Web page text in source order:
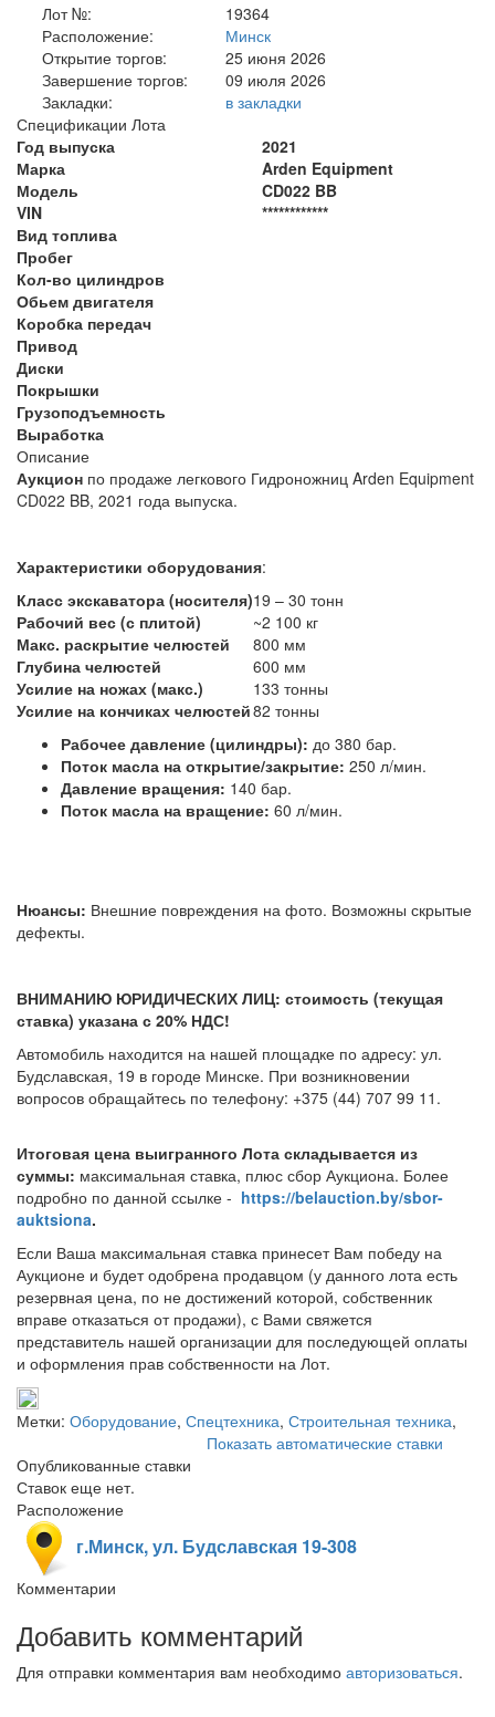
Лот №:
19364
Расположение:
Минск
Открытие торгов:
25 июня 2026
Завершение торгов:
09 июля 2026
Закладки:
в закладки
Спецификации Лота
Год выпуска
2021
Марка
Arden Equipment
Модель
CD022 BB
VIN
************
Вид топлива
Пробег
Кол-во цилиндров
Обьем двигателя
Коробка передач
Привод
Диски
Покрышки
Грузоподъемность
Выработка
Описание
Аукцион по продаже легкового Гидроножниц Arden Equipment
CD022 BB, 2021 года выпуска.
Характеристики оборудования:
Класс экскаватора (носителя)19 – 30 тонн
Рабочий вес (с плитой)
~2 100 кг
Макс. раскрытие челюстей
800 мм
Глубина челюстей
600 мм
Усилие на ножах (макс.)
133 тонны
Усилие на кончиках челюстей82 тонны
Рабочее давление (цилиндры): до 380 бар.
Поток масла на открытие/закрытие: 250 л/мин.
Давление вращения: 140 бар.
Поток масла на вращение: 60 л/мин.
Нюансы: Внешние повреждения на фото. Возможны скрытые
дефекты.
ВНИМАНИЮ ЮРИДИЧЕСКИХ ЛИЦ: стоимость (текущая
ставка) указана с 20% НДС!
Автомобиль находится на нашей площадке по адресу: ул.
Будславская, 19 в городе Минске. При возникновении
вопросов обращайтесь по телефону: +375 (44) 707 99 11.
Итоговая цена выигранного Лота складывается из
суммы: максимальная ставка, плюс сбор Аукциона. Более
подробно по данной ссылке - https://belauction.by/sbor-
auktsiona.
Если Ваша максимальная ставка принесет Вам победу на
Аукционе и будет одобрена продавцом (у данного лота есть
резервная цена, по не достижений которой, собственник
вправе отказаться от продажи), с Вами свяжется
представитель нашей организации для последующей оплаты
и оформления прав собственности на Лот.
Метки: Оборудование, Спецтехника, Строительная техника,
Показать автоматические ставки
Опубликованные ставки
Ставок еще нет.
Расположение
г.Минск, ул. Будславская 19-308
Комментарии
Добавить комментарий
Для отправки комментария вам необходимо авторизоваться.